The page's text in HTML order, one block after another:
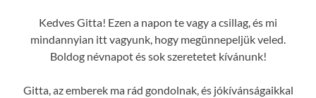
Kedves Gitta! Ezen a napon te vagy a csillag, és mi
mindannyian itt vagyunk, hogy megünnepeljük veled.
Boldog névnapot és sok szeretetet kívánunk!
Gitta, az emberek ma rád gondolnak, és jókívánságaikkal